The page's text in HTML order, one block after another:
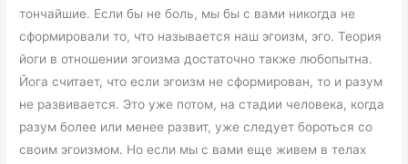
тончайшие. Если бы не боль, мы бы с вами никогда не
сформировали то, что называется наш эгоизм, эго. Теория
йоги в отношении эгоизма достаточно также любопытна.
Йога считает, что если эгоизм не сформирован, то и разум
не развивается. Это уже потом, на стадии человека, когда
разум более или менее развит, уже следует бороться со
своим эгоизмом. Но если мы с вами еще живем в телах